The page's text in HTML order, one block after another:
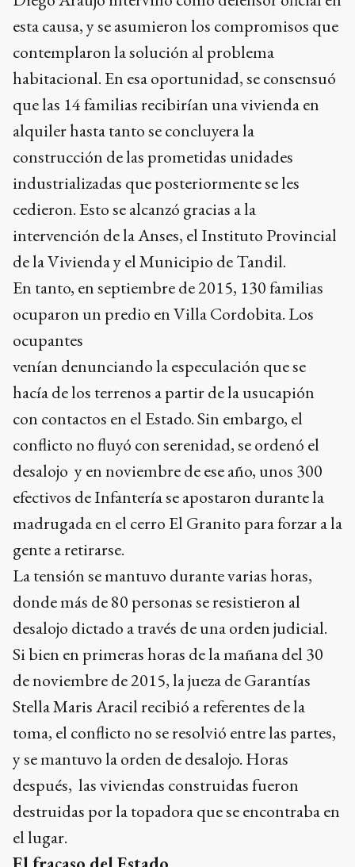
esta causa, y se asumieron los compromisos que
contemplaron la solución al problema
habitacional. En esa oportunidad, se consensuó
que las 14 familias recibirían una vivienda en
alquiler hasta tanto se concluyera la
construcción de las prometidas unidades
industrializadas que posteriormente se les
cedieron. Esto se alcanzó gracias a la
intervención de la Anses, el Instituto Provincial
de la Vivienda y el Municipio de Tandil.
En tanto, en septiembre de 2015, 130 familias
ocuparon un predio en Villa Cordobita. Los
ocupantes
venían denunciando la especulación que se
hacía de los terrenos a partir de la usucapión
con contactos en el Estado. Sin embargo, el
conflicto no fluyó con serenidad, se ordenó el
desalojo y en noviembre de ese año, unos 300
efectivos de Infantería se apostaron durante la
madrugada en el cerro El Granito para forzar a la
gente a retirarse.
La tensión se mantuvo durante varias horas,
donde más de 80 personas se resistieron al
desalojo dictado a través de una orden judicial.
Si bien en primeras horas de la mañana del 30
de noviembre de 2015, la jueza de Garantías
Stella Maris Aracil recibió a referentes de la
toma, el conflicto no se resolvió entre las partes,
y se mantuvo la orden de desalojo. Horas
después, las viviendas construidas fueron
destruidas por la topadora que se encontraba en
el lugar.